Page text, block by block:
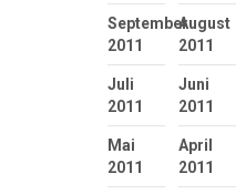
September
2011
August
2011
Juli
2011
Juni
2011
Mai
2011
April
2011